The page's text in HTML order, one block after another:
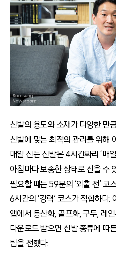
신발의 용도와 소재가 다양한 만
신발에 맞는 최적의 관리를 위해
매일 신는 신발은 4시간짜리 ‘매
아침마다 보송한 상태로 신을 수
필요할 때는 59분의 ‘외출 전’ 코
6시간의 ‘강력’ 코스가 적합하다.
앱에서 등산화, 골프화, 구두, 레
다운로드 받으면 신발 종류에 따
팁을 전했다.